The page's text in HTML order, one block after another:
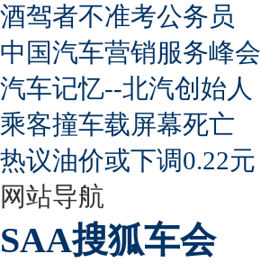
酒驾者不准考公务员
中国汽车营销服务峰会
汽车记忆--北汽创始人
乘客撞车载屏幕死亡
热议油价或下调0.22元
网站导航
SAA搜狐车会